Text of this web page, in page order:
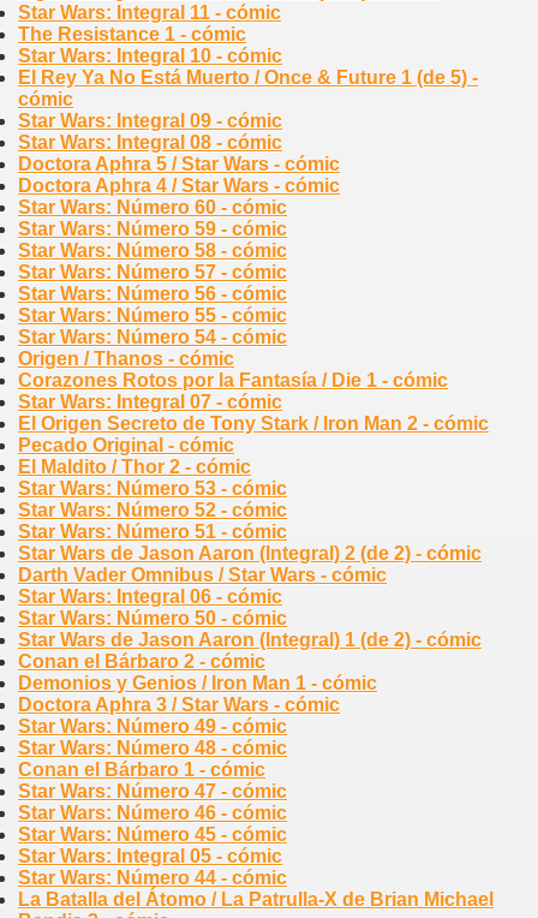
Star Wars: Integral 11 - cómic
The Resistance 1 - cómic
Star Wars: Integral 10 - cómic
El Rey Ya No Está Muerto / Once & Future 1 (de 5) -
cómic
Star Wars: Integral 09 - cómic
Star Wars: Integral 08 - cómic
Doctora Aphra 5 / Star Wars - cómic
Doctora Aphra 4 / Star Wars - cómic
Star Wars: Número 60 - cómic
Star Wars: Número 59 - cómic
Star Wars: Número 58 - cómic
Star Wars: Número 57 - cómic
Star Wars: Número 56 - cómic
Star Wars: Número 55 - cómic
Star Wars: Número 54 - cómic
Origen / Thanos - cómic
Corazones Rotos por la Fantasía / Die 1 - cómic
Star Wars: Integral 07 - cómic
El Origen Secreto de Tony Stark / Iron Man 2 - cómic
Pecado Original - cómic
El Maldito / Thor 2 - cómic
Star Wars: Número 53 - cómic
Star Wars: Número 52 - cómic
Star Wars: Número 51 - cómic
Star Wars de Jason Aaron (Integral) 2 (de 2) - cómic
Darth Vader Omnibus / Star Wars - cómic
Star Wars: Integral 06 - cómic
Star Wars: Número 50 - cómic
Star Wars de Jason Aaron (Integral) 1 (de 2) - cómic
Conan el Bárbaro 2 - cómic
Demonios y Genios / Iron Man 1 - cómic
Doctora Aphra 3 / Star Wars - cómic
Star Wars: Número 49 - cómic
Star Wars: Número 48 - cómic
Conan el Bárbaro 1 - cómic
Star Wars: Número 47 - cómic
Star Wars: Número 46 - cómic
Star Wars: Número 45 - cómic
Star Wars: Integral 05 - cómic
Star Wars: Número 44 - cómic
La Batalla del Átomo / La Patrulla-X de Brian Michael